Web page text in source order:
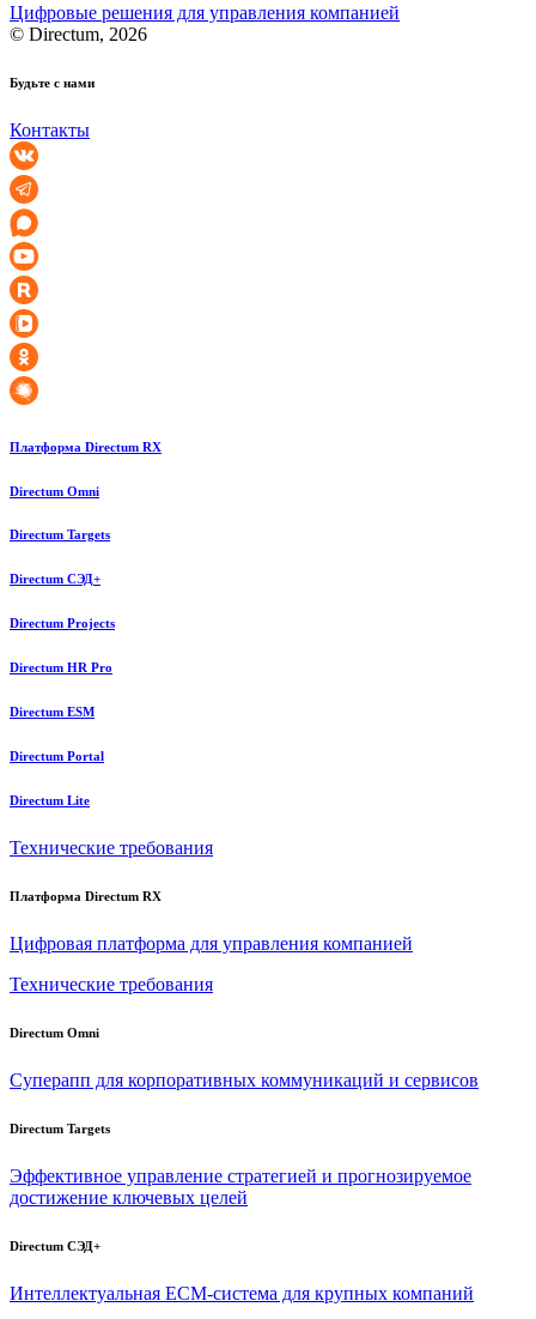
Цифровые решения для управления компанией
© Directum, 2026
Будьте с нами
Контакты
Платформа Directum RX
Directum Omni
Directum Targets
Directum СЭД+
Directum Projects
Directum HR Pro
Directum ESM
Directum Portal
Directum Lite
Технические требования
Платформа Directum RX
Цифровая платформа для управления компанией
Технические требования
Directum Omni
Суперапп для корпоративных коммуникаций и сервисов
Directum Targets
Эффективное управление стратегией и прогнозируемое
достижение ключевых целей
Directum СЭД+
Интеллектуальная ECM-система для крупных компаний